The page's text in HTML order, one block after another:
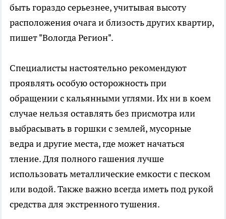
быть гораздо серьезнее, учитывая высоту
расположения очага и близость других квартир,
пишет "Вологда Регион".
Специалисты настоятельно рекомендуют
проявлять особую осторожность при
обращении с кальянными углями. Их ни в коем
случае нельзя оставлять без присмотра или
выбрасывать в горшки с землей, мусорные
ведра и другие места, где может начаться
тление. Для полного гашения лучше
использовать металлические емкости с песком
или водой. Также важно всегда иметь под рукой
средства для экстренного тушения.